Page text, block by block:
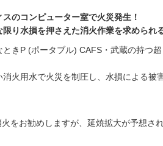
スのコンピューター室で火災発生！
限り水損を押さえた消火作業を求められ
ときP (ポータブル) CAFS・武蔵の持つ
消火用水で火災を制圧し、水損による
をお勧めしますが、延焼拡大が予想さ